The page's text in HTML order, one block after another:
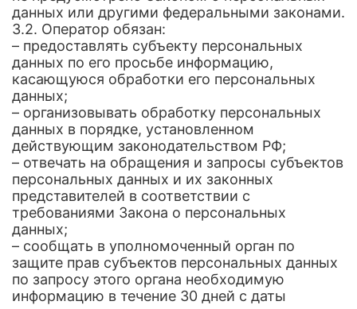
данных или другими федеральными законами.
3.2. Оператор обязан:
– предоставлять субъекту персональных
данных по его просьбе информацию,
касающуюся обработки его персональных
данных;
– организовывать обработку персональных
данных в порядке, установленном
действующим законодательством РФ;
– отвечать на обращения и запросы субъектов
персональных данных и их законных
представителей в соответствии с
требованиями Закона о персональных
данных;
– сообщать в уполномоченный орган по
защите прав субъектов персональных данных
по запросу этого органа необходимую
информацию в течение 30 дней с даты